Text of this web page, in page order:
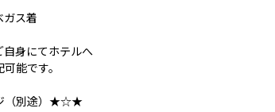
ガス着
身にてホテルへ
能です。
（別途）★☆★